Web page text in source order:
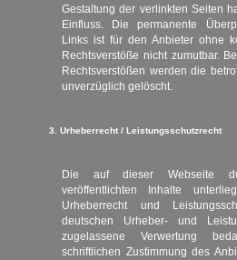
Gestaltung der verlinkten Seiten
Einfluss. Die permanente
Links ist für den Anbieter ohne
Rechtsverstöße nicht zumutbar.
Rechtsverstößen werden die
unverzüglich gelöscht.
3. Urheberrecht / Leistungsschutzrecht
Die auf dieser Webseite
veröffentlichten Inhalte
Urheberrecht und
deutschen Urheber- und
zugelassene Verwertung
schriftlichen Zustimmung des